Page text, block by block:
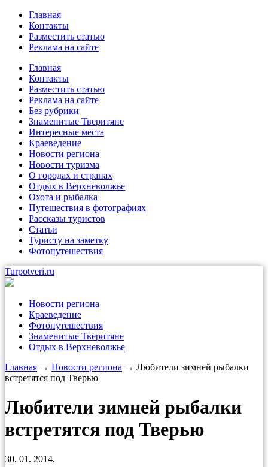
Главная
Контакты
Разместить статью
Реклама на сайте
Главная
Контакты
Разместить статью
Реклама на сайте
Без рубрики
Знаменитые Тверитяне
Интересные места
Краеведение
Новости региона
Новости туризма
О городах и странах
Отдых в Верхневолжье
Охота и рыбалка
Путешествия в фотографиях
Рассказы туристов
Статьи
Туристу на заметку
Фотопутешествия
Turpotveri.ru
Новости региона
Краеведение
Фотопутешествия
Знаменитые Тверитяне
Отдых в Верхневолжье
Главная → Новости региона → Любители зимней рыбалки
встретятся под Тверью
Любители зимней рыбалки
встретятся под Тверью
30. 01. 2014.